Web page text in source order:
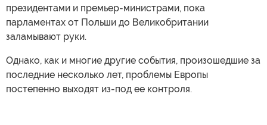
президентами и премьер-министрами, пока
парламентах от Польши до Великобритании
заламывают руки.
Однако, как и многие другие события, произошедшие за
последние несколько лет, проблемы Европы
постепенно выходят из-под ее контроля.